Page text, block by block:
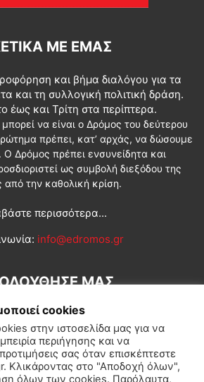
ΜΕ ΕΜΆΣ
και βήμα διαλόγου για τα
και τη συλλογική πολιτική δράση.
έως και Τρίτη στα περίπτερα.
μπορεί να είναι ο Δρόμος του δεύτερου
πρέπει, κατ’ αρχάς, να δώσουμε
Δρόμος πρέπει ενσυνείδητα και
ως συμβολή διεξόδου της
την καθολική κρίση.
περισσότερα...
info@edromos.gr
ΜΑΣ
cookies
στην ιστοσελίδα μας για να
περιήγησης και να
σας όταν επισκέπτεστε
Κλικάροντας στο "Αποδοχή όλων",
όλων των cookies. Παρόλαυτα,